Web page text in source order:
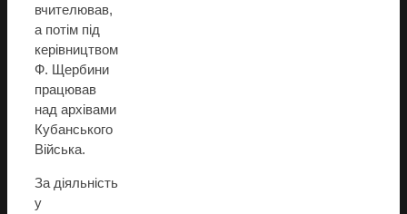
вчителював,
а потім під
керівництвом
Ф. Щербини
працював
над архівами
Кубанського
Війська.
За діяльність
у